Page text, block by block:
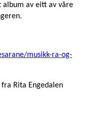
album av eitt av våre
musikk-ra-og-
fra Rita Engedalen